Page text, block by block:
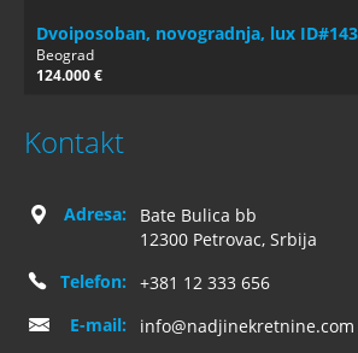
Dvoiposoban, novogradnja, lux
Beograd
124.000 €
Kontakt
Adresa:
Bate Bulica bb
12300 Petrovac, Srbija
Telefon:
+381 12 333 656
E-mail:
info@nadjinekretnine.com